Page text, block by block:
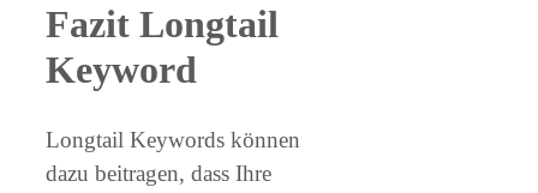
Fazit Longtail
Keyword
Longtail Keywords können
dazu beitragen, dass Ihre